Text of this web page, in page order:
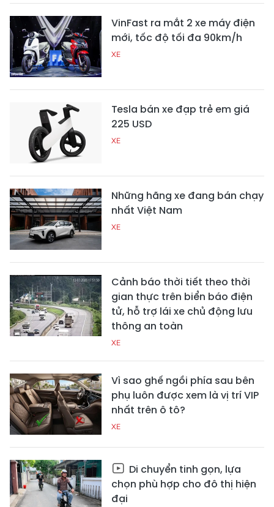
VinFast ra mắt 2 xe máy điện
mới, tốc độ tối đa 90km/h
XE
Tesla bán xe đạp trẻ em giá
225 USD
XE
Những hãng xe đang bán chạy
nhất Việt Nam
XE
Cảnh báo thời tiết theo thời
gian thực trên biển báo điện
tử, hỗ trợ lái xe chủ động lưu
thông an toàn
XE
Vì sao ghế ngồi phía sau bên
phụ luôn được xem là vị trí VIP
nhất trên ô tô?
XE
Di chuyển tinh gọn, lựa
chọn phù hợp cho đô thị hiện
đại